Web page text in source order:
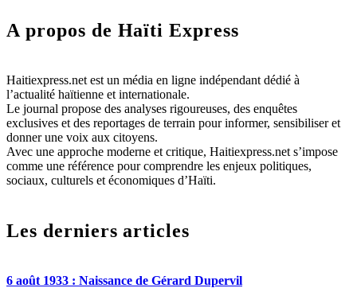
A propos de Haïti Express
Haitiexpress.net est un média en ligne indépendant dédié à
l’actualité haïtienne et internationale.
Le journal propose des analyses rigoureuses, des enquêtes
exclusives et des reportages de terrain pour informer, sensibiliser et
donner une voix aux citoyens.
Avec une approche moderne et critique, Haitiexpress.net s’impose
comme une référence pour comprendre les enjeux politiques,
sociaux, culturels et économiques d’Haïti.
Les derniers articles
6 août 1933 : Naissance de Gérard Dupervil